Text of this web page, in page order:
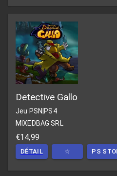
Detective Gallo
Jeu PSN PS4
MIXEDBAG SRL
€14,99
DÉTAIL ☆ PS